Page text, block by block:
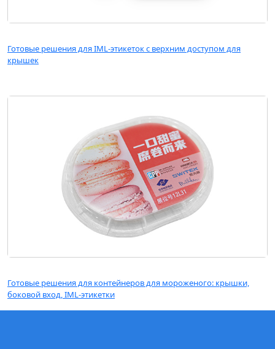
Готовые решения для IML-этикеток с верхним доступом для
крышек
Готовые решения для контейнеров для мороженого: крышки,
боковой вход, IML-этикетки